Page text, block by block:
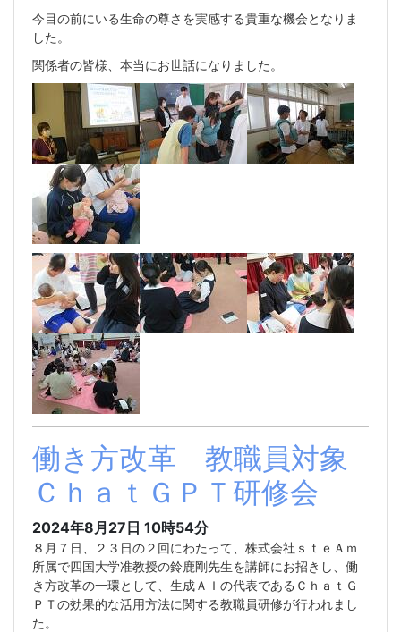
今目の前にいる生命の尊さを実感する貴重な機会となりま
した。
関係者の皆様、本当にお世話になりました。
働き方改革 教職員対象
ＣｈａｔＧＰＴ研修会
2024年8月27日 10時54分
８月７日、２３日の２回にわたって、株式会社ｓｔｅＡｍ
所属で四国大学准教授の鈴鹿剛先生を講師にお招きし、働
き方改革の一環として、生成ＡＩの代表であるＣｈａｔＧ
ＰＴの効果的な活用方法に関する教職員研修が行われまし
た。